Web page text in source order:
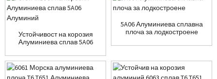
Устойчивост на корозия
Алуминиева сплав 5A06
5A06 Алуминиева сплавна
плоча за лодкостроене